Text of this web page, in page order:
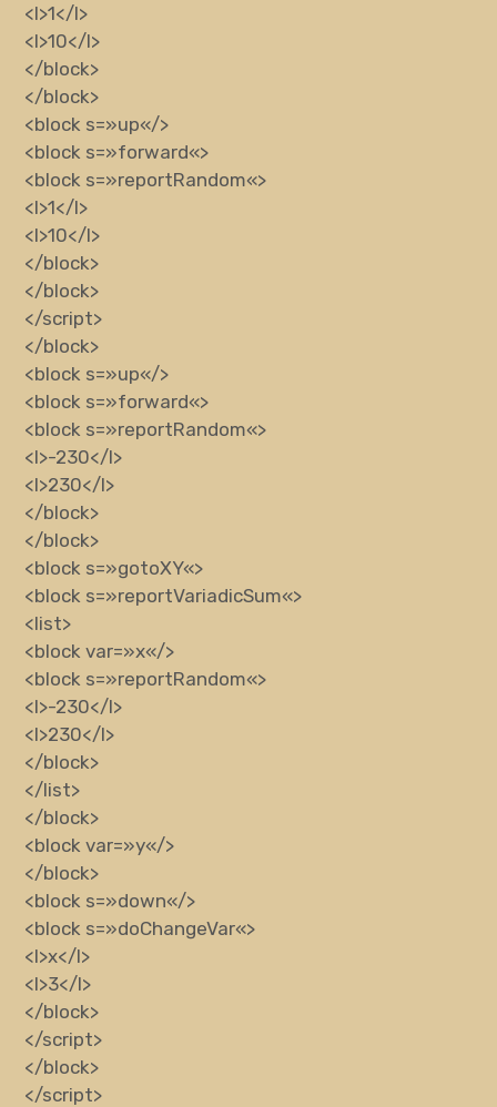
<l>1</l>
<l>10</l>
</block>
</block>
<block s=»up«/>
<block s=»forward«>
<block s=»reportRandom«>
<l>1</l>
<l>10</l>
</block>
</block>
</script>
</block>
<block s=»up«/>
<block s=»forward«>
<block s=»reportRandom«>
<l>-230</l>
<l>230</l>
</block>
</block>
<block s=»gotoXY«>
<block s=»reportVariadicSum«>
<list>
<block var=»x«/>
<block s=»reportRandom«>
<l>-230</l>
<l>230</l>
</block>
</list>
</block>
<block var=»y«/>
</block>
<block s=»down«/>
<block s=»doChangeVar«>
<l>x</l>
<l>3</l>
</block>
</script>
</block>
</script>